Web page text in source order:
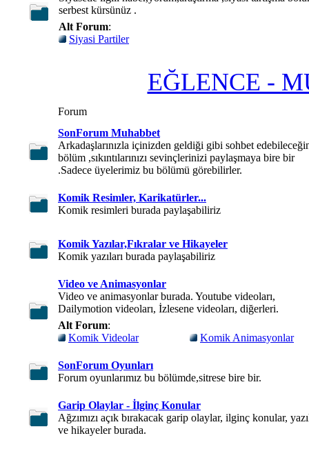
serbest kürsünüz .
Alt Forum:
Siyasi Partiler
EĞLENCE -
Forum
SonForum Muhabbet
Arkadaşlarınızla içinizden geldiği gibi sohbet
bölüm ,sıkıntılarınızı sevinçlerinizi paylaşmaya bire bir
.Sadece üyelerimiz bu bölümü görebilirler.
Komik Resimler, Karikatürler...
Komik resimleri burada paylaşabiliriz
Komik Yazılar,Fıkralar ve Hikayeler
Komik yazıları burada paylaşabiliriz
Video ve Animasyonlar
Video ve animasyonlar burada. Youtube videoları,
Dailymotion videoları, İzlesene videoları, diğerleri.
Alt Forum:
Komik Videolar
Komik Animasyonlar
SonForum Oyunları
Forum oyunlarımız bu bölümde,sitrese bire bir.
Garip Olaylar - İlginç Konular
Ağzımızı açık bırakacak garip olaylar, ilginç konular,
ve hikayeler burada.